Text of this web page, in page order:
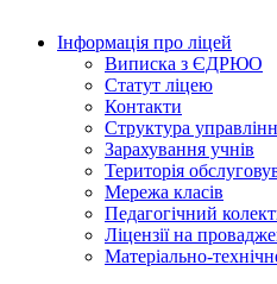
Інформація про ліцей
Виписка з ЄДРЮО
Статут ліцею
Контакти
Структура
Зарахування учнів
Територія
Мережа класів
Педагогічний
Ліцензії на
Матеріально-